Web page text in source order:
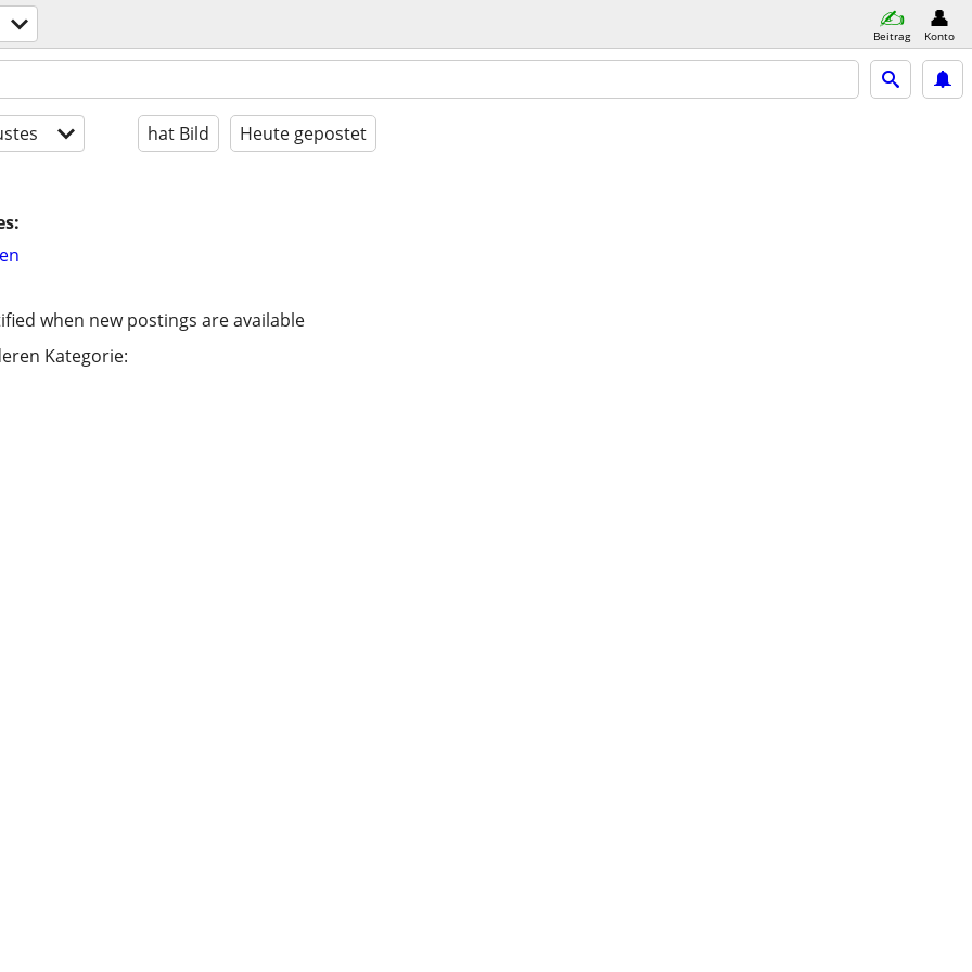
Beitrag Konto
hat Bild Heute gepostet
when new postings are available
Kategorie: